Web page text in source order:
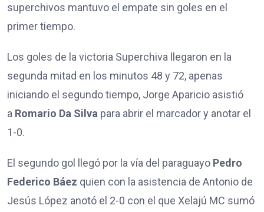
superchivos mantuvo el empate sin goles en el
primer tiempo.
Los goles de la victoria Superchiva llegaron en la
segunda mitad en los minutos 48 y 72, apenas
iniciando el segundo tiempo, Jorge Aparicio asistió
a Romario Da Silva para abrir el marcador y anotar el
1-0.
El segundo gol llegó por la vía del paraguayo Pedro
Federico Báez quien con la asistencia de Antonio de
Jesús López anotó el 2-0 con el que Xelajú MC sumó